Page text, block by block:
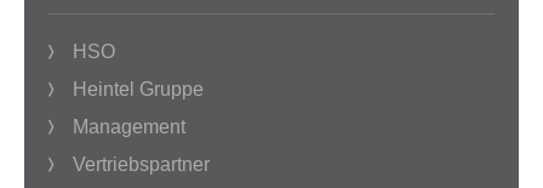
HSO
Heintel Gruppe
Management
Vertriebspartner